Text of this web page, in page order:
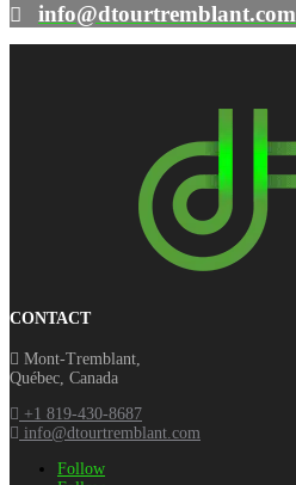
info@dtourtremblant.com
CONTACT
Mont-Tremblant,
Québec, Canada
+1 819-430-8687
info@dtourtremblant.com
Follow